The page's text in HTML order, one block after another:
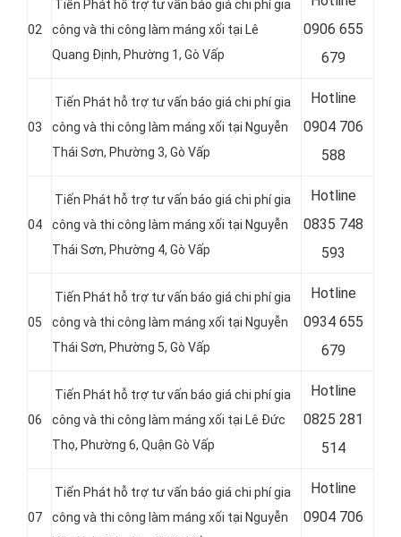
02
Tiến Phát hỗ trợ tư vấn báo giá chi phí gia
công và thi công làm máng xối tại Lê
Quang Định, Phường 1, Gò Vấp
0906 655
679
03
Tiến Phát hỗ trợ tư vấn báo giá chi phí gia
công và thi công làm máng xối tại Nguyễn
Thái Sơn, Phường 3, Gò Vấp
Hotline
0904 706
588
04
Tiến Phát hỗ trợ tư vấn báo giá chi phí gia
công và thi công làm máng xối tại Nguyễn
Thái Sơn, Phường 4, Gò Vấp
Hotline
0835 748
593
05
Tiến Phát hỗ trợ tư vấn báo giá chi phí gia
công và thi công làm máng xối tại Nguyễn
Thái Sơn, Phường 5, Gò Vấp
Hotline
0934 655
679
06
Tiến Phát hỗ trợ tư vấn báo giá chi phí gia
công và thi công làm máng xối tại Lê Đức
Thọ, Phường 6, Quận Gò Vấp
Hotline
0825 281
514
07
Tiến Phát hỗ trợ tư vấn báo giá chi phí gia
công và thi công làm máng xối tại Nguyễn
Hotline
0904 706